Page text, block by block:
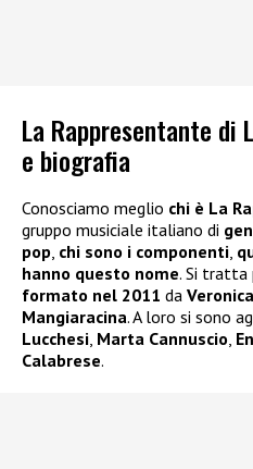
La Rappresentante di
e biografia
Conosciamo meglio chi è La
gruppo musiciale italiano di
pop, chi sono i componenti,
hanno questo nome. Si tratta
formato nel 2011 da
Mangiaracina. A loro si sono
Lucchesi, Marta Cannuscio,
Calabrese.